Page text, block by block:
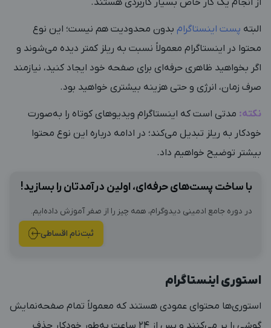
البته پست‌ اینستاگرام بدون محدودیت هم نیست؛ این نوع
محتوا در اینستاگرام معمولاً نسبت به ریلز کمتر دیده می‌شوند و
اگر بخواهید ظاهری حرفه‌ای برای صفحه خود ایجاد کنید، نیازمند
صرف زمان، انرژی و حتی هزینه بیشتری خواهید بود.
نکته: مدتی است که اینستاگرام ویدیوهای کوتاه را به‌صورت
خودکار به ریلز تبدیل می‌کند؛ در ادامه درباره این نوع محتوا
بیشتر توضیح خواهیم داد.
با ساخت پست‌های حرفه‌ای، اولین درآمدتان را بسازید!
در دوره جامع ادمینی دیدوگرام، همه چیز را از صفر آموزش داده‌ایم.
ثبت‌نام اقساطی
استوری اینستاگرام
استوری‌ها محتوای عمودی هستند که معمولاً تمام صفحه‌نمایش
گوشی را پر می‌کنند و پس از ۲۴ ساعت به‌طور خودکار حذف